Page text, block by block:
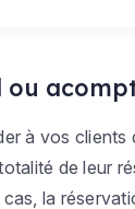
à vos clients
de leur
la